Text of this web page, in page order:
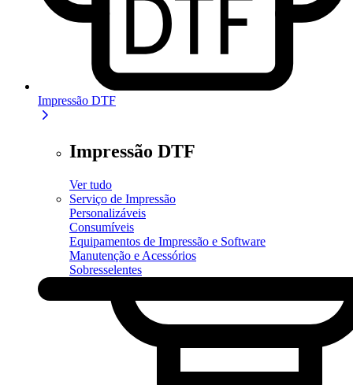
Impressão DTF
Impressão DTF
Ver tudo
Serviço de Impressão
Personalizáveis
Consumíveis
Equipamentos de Impressão e Software
Manutenção e Acessórios
Sobresselentes